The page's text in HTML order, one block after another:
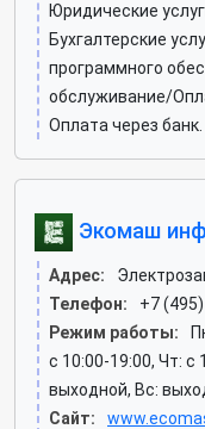
Юридические
Бухгалтерские
программного
обслуживание/
Оплата через
Экомаш
Адрес:
Телефон:
+7
Режим работы:
c 10:00-19:00, Чт: c
выходной, Вс:
Сайт: